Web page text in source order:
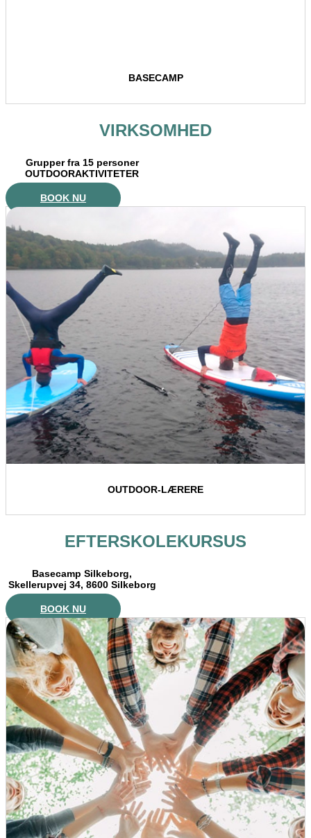
BASECAMP
VIRKSOMHED
Grupper fra 15 personer
OUTDOORAKTIVITETER
BOOK NU
OUTDOOR-LÆRERE
EFTERSKOLEKURSUS
Basecamp Silkeborg,
Skellerupvej 34, 8600 Silkeborg
BOOK NU